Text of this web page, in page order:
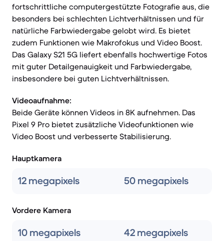
fortschrittliche computergestützte Fotografie aus, die
besonders bei schlechten Lichtverhältnissen und für
natürliche Farbwiedergabe gelobt wird. Es bietet
zudem Funktionen wie Makrofokus und Video Boost.
Das Galaxy S21 5G liefert ebenfalls hochwertige Fotos
mit guter Detailgenauigkeit und Farbwiedergabe,
insbesondere bei guten Lichtverhältnissen.
Videoaufnahme:
Beide Geräte können Videos in 8K aufnehmen. Das
Pixel 9 Pro bietet zusätzliche Videofunktionen wie
Video Boost und verbesserte Stabilisierung.
Hauptkamera
12 megapixels 50 megapixels
Vordere Kamera
10 megapixels 42 megapixels